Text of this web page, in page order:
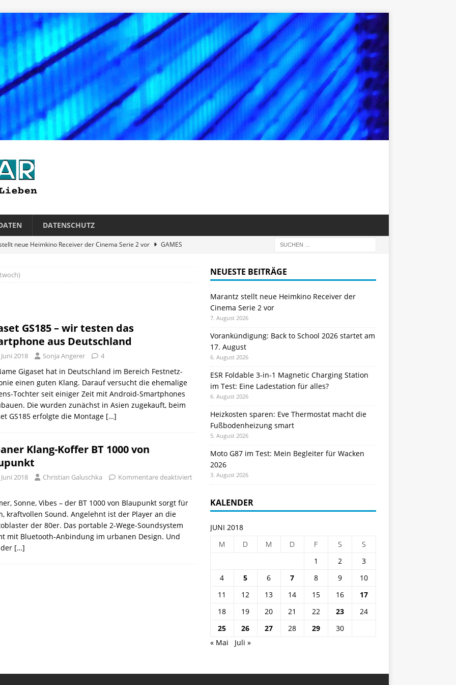
DATENSCHUTZ
neue Heimkino Receiver der Cinema Serie 2 vor
GAMES
3-in-1 Magnetic Charging Station im Test: Eine Ladestation für
im Test: Mein Begleiter für Wacken 2026
GS185 – wir testen das
aus Deutschland
2018 Sonja Angerer 4
Gigaset hat in Deutschland im Bereich Festnetz-
einen guten Klang. Darauf versucht die ehemalige
Tochter seit einiger Zeit mit Android-Smartphones
Die wurden zunächst in Asien zugekauft, beim
GS185 erfolgte die Montage […]
Klang-Koffer BT 1000 von
2018 Christian Galuschka Kommentare deaktiviert
Sonne, Vibes – der BT 1000 von Blaupunkt sorgt für
kraftvollen Sound. Angelehnt ist der Player an die
der 80er. Das portable 2-Wege-Soundsystem
mit Bluetooth-Anbindung im urbanen Design. Und
[…]
NEUESTE BEITRÄGE
Marantz stellt neue Heimkino Receiver der
Cinema Serie 2 vor
7. August 2026
Vorankündigung: Back to School 2026 startet am
17. August
6. August 2026
ESR Foldable 3-in-1 Magnetic Charging Station
im Test: Eine Ladestation für alles?
6. August 2026
Heizkosten sparen: Eve Thermostat macht die
Fußbodenheizung smart
5. August 2026
Moto G87 im Test: Mein Begleiter für Wacken
2026
3. August 2026
KALENDER
JUNI 2018
M
D M D F S
S
1
2
3
4
5 6 7 8 9
10
11
12 13 14 15 16
17
18
19 20 21 22 23
24
25
26 27 28 29
30
« Mai
Juli »